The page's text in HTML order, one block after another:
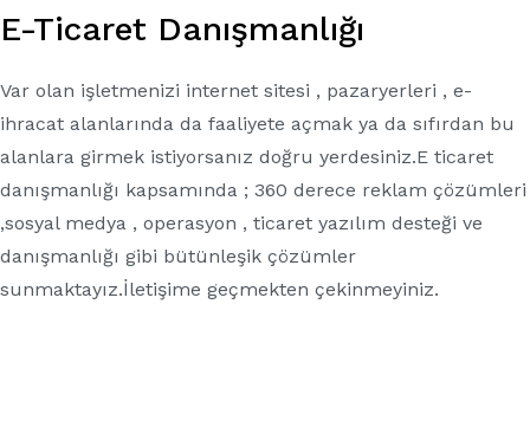
E-Ticaret Danışmanlığı
Var olan işletmenizi internet sitesi , pazaryerleri , e-
ihracat alanlarında da faaliyete açmak ya da sıfırdan bu
alanlara girmek istiyorsanız doğru yerdesiniz.E ticaret
danışmanlığı kapsamında ; 360 derece reklam çözümleri
,sosyal medya , operasyon , ticaret yazılım desteği ve
danışmanlığı gibi bütünleşik çözümler
sunmaktayız.İletişime geçmekten çekinmeyiniz.